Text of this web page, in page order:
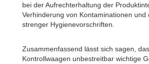
bei der Aufrechterhaltung der
Verhinderung von Kontaminationen und
strenger Hygienevorschriften.
Zusammenfassend lässt sich sagen,
Kontrollwaagen unbestreitbar wichtige